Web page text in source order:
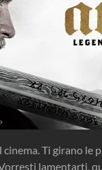
Ti girano le
lamentarti,